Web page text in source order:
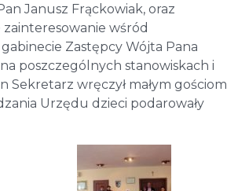
Janusz Frąckowiak, oraz
wśród
Zastępcy Wójta Pana
poszczególnych stanowiskach i
Sekretarz wręczył małym gościom
Urzędu dzieci podarowały